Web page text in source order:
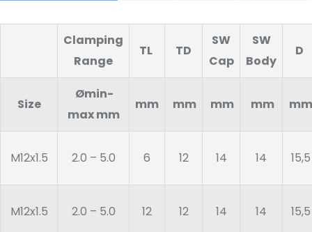
Clamping
Range
TL TD
SW
Cap
SW
Body
D
Size
Ømin-
max mm
mm mm mm mm mm
M12x1.5 2.0 – 5.0 6 12 14 14 15,5
M12x1.5 2.0 – 5.0 12 12 14 14 15,5